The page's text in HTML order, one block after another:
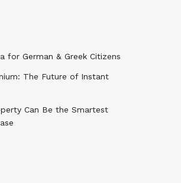
for German & Greek Citizens
The Future of Instant
Can Be the Smartest